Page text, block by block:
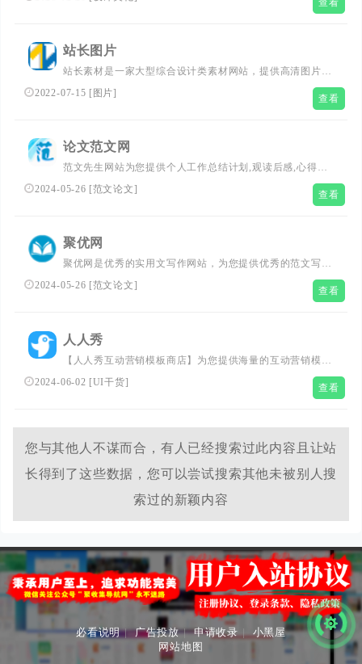
查看
站长图片
站长素材是一家大型综合设计类素材网站，提供高清图片素
材、PSD素材、PPT模板、网页模板、脚本素材、简历模
板、矢量素材、3D素材、酷站欣赏、Flash动画等设计素材
2022-07-15 [ 图片] 查看
论文范文网
范文先生网站为您提供个人工作总结计划,观读后感,心得体
会范文,个人简历模板,演讲稿,作文教案大全,实习实践报告
2024-05-26 [范文论文] 查看
聚优网
聚优网是优秀的实用文写作网站，为您提供优秀的范文写作
模板和素材，包含教学总结、教学计划、工作总结、工作计
划、简历模板、工作方案、工作报告等，是您写作的好帮手
2024-05-26 [范文论文] 查看
人人秀
【人人秀互动营销模板商店】为您提供海量的互动营销模
板,包含H5模板/邀请函模板/招聘模板/简历模板/海报模板/小
程序模板/问卷调查模板等.免费模板每周更新,轻松制作微信
2024-06-02 [UI干货] 查看
您与其他人不谋而合，有人已经搜索过此内容且让站
长得到了这些数据，您可以尝试搜索其他未被别人搜
索过的新颖内容
必看说明 | 广告投放 | 申请收录 | 小黑屋
网站地图